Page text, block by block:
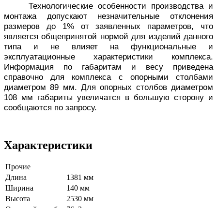
Технологические особенности производства и
монтажа допускают незначительные отклонения
размеров до 1% от заявленных параметров, что
является общепринятой нормой для изделий данного
типа и не влияет на функциональные и
эксплуатационные характеристики комплекса.
Информация по габаритам и весу приведена
справочно для комплекса с опорными столбами
диаметром 89 мм. Для опорных столбов диаметром
108 мм габариты увеличатся в большую сторону и
сообщаются по запросу.
Характеристики
Прочие
Длина
1381 мм
Ширина
140 мм
Высота
2530 мм